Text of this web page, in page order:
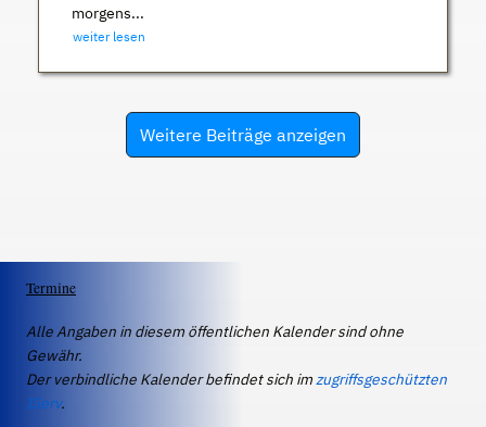
morgens...
weiter lesen
Weitere Beiträge anzeigen
Termine
Alle Angaben in diesem öffentlichen Kalender sind ohne
Gewähr.
Der verbindliche Kalender befindet sich imzugriffsgeschützten
IServ.